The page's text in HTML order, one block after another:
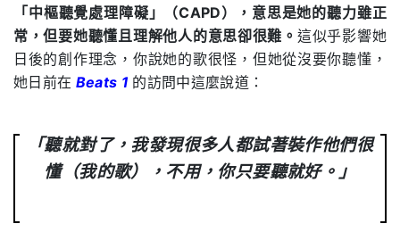
「中樞聽覺處理障礙」（CAPD），意思是她的聽力雖正
常，但要她聽懂且理解他人的意思卻很難。 這似乎影響她
日後的創作理念，你說她的歌很怪，但她從沒要你聽懂，
她日前在 Beats 1 的訪問中這麼說道：
「聽就對了，我發現很多人都試著裝作他們很
懂（我的歌），不用，你只要聽就好。」